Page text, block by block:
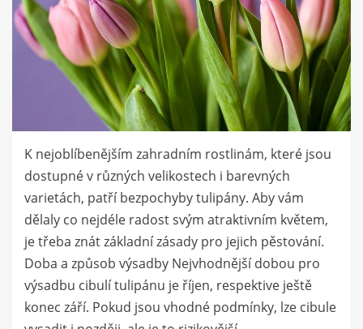
K nejoblíbenějším zahradním rostlinám, které jsou
dostupné v různých velikostech i barevných
varietách, patří bezpochyby tulipány. Aby vám
dělaly co nejdéle radost svým atraktivním květem,
je třeba znát základní zásady pro jejich pěstování.
Doba a způsob výsadby Nejvhodnější dobou pro
výsadbu cibulí tulipánu je říjen, respektive ještě
konec září. Pokud jsou vhodné podmínky, lze cibule